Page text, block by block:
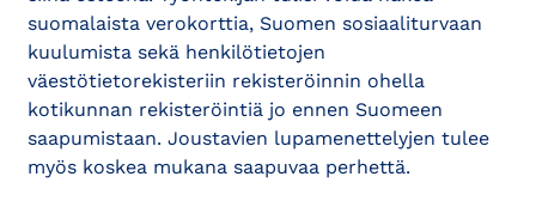
suomalaista verokorttia, Suomen sosiaaliturvaan
kuulumista sekä henkilötietojen
väestötietorekisteriin rekisteröinnin ohella
kotikunnan rekisteröintiä jo ennen Suomeen
saapumistaan. Joustavien lupamenettelyjen tulee
myös koskea mukana saapuvaa perhettä.